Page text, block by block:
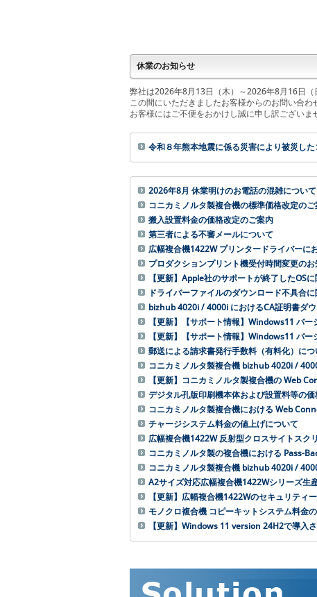
休業のお知らせ
弊社は2026年8月13日（木）～2026年8月16日（
この間にいただきましたお客様からのお問い合
お客様にはご不便をおかけし誠に申し訳ございま
令和８年熊本地震に係る災害により被災し
2026年8月 休業明けのお電話の混雑について
コニカミノルタ製複合機の標準価格改定の
搬入設置料金の価格改定のご案内
第三者による不審メールについて
広幅複合機1422W プリンタードライバーに
プロダクションプリント機受付時間変更の
【更新】Apple社のサポートが終了したOS
ドライバーファイルのダウンロード不具合
bizhub 4020i / 4000i におけるCA証明書ダ
【更新】【サポート情報】Windows11 バ
【更新】【サポート情報】Windows11 バ
郵送による請求書発⾏⼿数料（有料化）につ
コニカミノルタ製複合機 bizhub 4020i /
【更新】コニカミノルタ製複合機の Web
デジタル孔版印刷機本体および設置料等の
コニカミノルタ製複合機における Web
チャージシステム料金の値上げについて
広幅複合機1422W 反射型クロスサイトスク
コニカミノルタ製の複合機における Pass-
コニカミノルタ製複合機 bizhub 4020i /
A2サイズ対応広幅複合機1422Wシリーズ生
【更新】広幅複合機1422Wのセキュリティ
モノクロ複合機 コピーキットシステム料金
【更新】Windows 11 version 24H2で導入